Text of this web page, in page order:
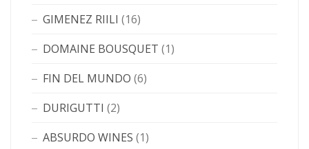
GIMENEZ RIILI (16)
DOMAINE BOUSQUET (1)
FIN DEL MUNDO (6)
DURIGUTTI (2)
ABSURDO WINES (1)